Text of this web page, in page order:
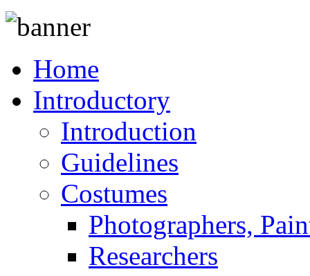
Home
Introductory
Introduction
Guidelines
Costumes
Photographers,
Researchers